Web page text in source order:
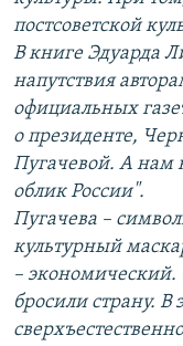
постсоветской
В книге Эдуарда
напутствия
официальных
о президенте,
Пугачевой. А нам
облик России".
Пугачева –
культурный
– экономический.
бросили страну. В